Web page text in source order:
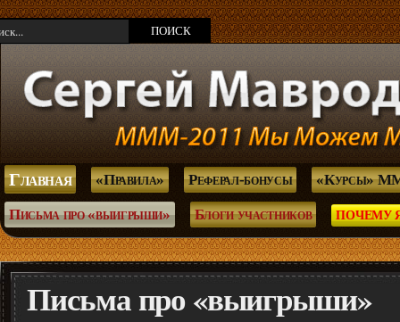
Главная «Правила» Реферал-бонусы «Курсы»
Письма про «выигрыши» Блоги участников ПОЧЕМУ
Письма про «выигрыши»